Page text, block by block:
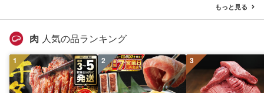
もっと見る
肉 人気の品ランキング
1 2 3